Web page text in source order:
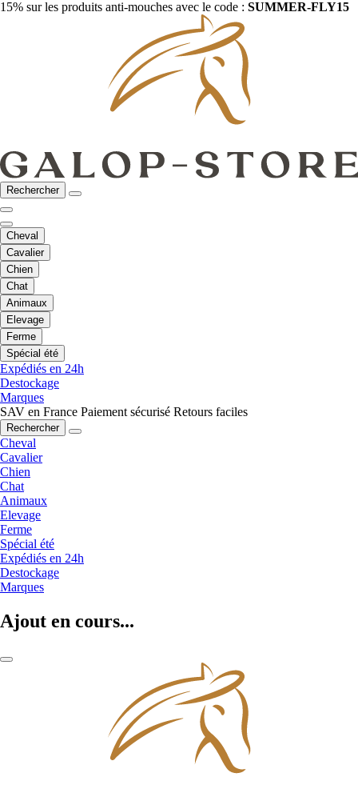
15% sur les produits anti-mouches avec le code : SUMMER-FLY15
Rechercher
Cheval
Cavalier
Chien
Chat
Animaux
Elevage
Ferme
Spécial été
Expédiés en 24h
Destockage
Marques
SAV en France Paiement sécurisé Retours faciles
Rechercher
Cheval
Cavalier
Chien
Chat
Animaux
Elevage
Ferme
Spécial été
Expédiés en 24h
Destockage
Marques
Ajout en cours...